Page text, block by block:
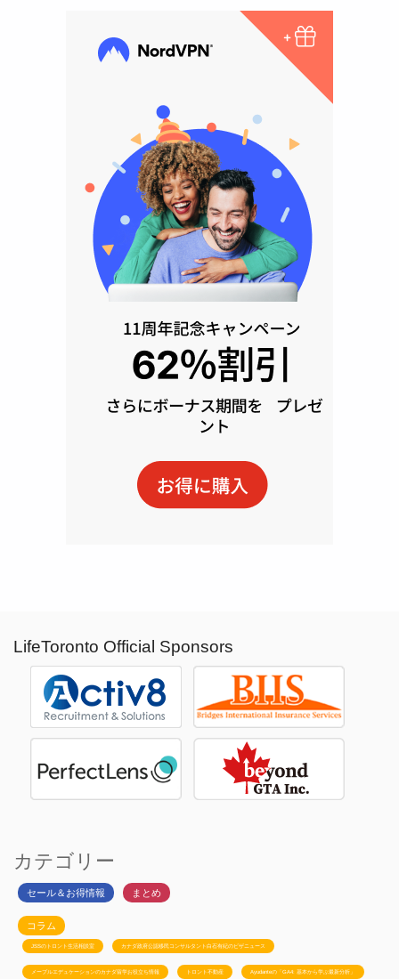
LifeToronto Official Sponsors
カテゴリー
セール＆お得情報 まとめ
コラム
JSSのトロント生活相談室 カナダ政府公認移民コンサルタント白石有紀のビザニュース
メープルエデュケーションのカナダ留学お役立ち情報 トロント不動産 Ayudanteの「GA4: 基本から学ぶ最新分析」